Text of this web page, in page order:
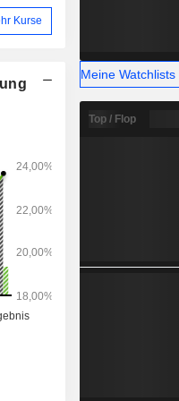
und
Kurse
Meine Watchlists
Top / Flop